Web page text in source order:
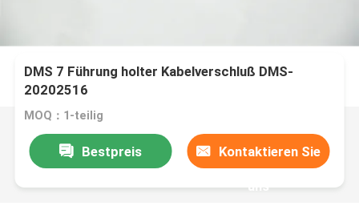
DMS 7 Führung holter Kabelverschluß DMS-
20202516
MOQ：1-teilig
Bestpreis Kontaktieren Sie
uns